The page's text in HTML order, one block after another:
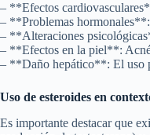
– **Efectos
– **Problemas hormonales**:
– **Alteraciones
– **Efectos en la piel**: Acné
– **Daño hepático**: El uso
Uso de esteroides en
Es importante destacar que